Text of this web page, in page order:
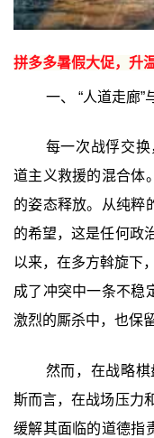
拼多多暑假大促，升
一、 ‍“人道走廊
每一次战俘交
道主义救援的混合体
的姿态释放。从纯粹
的希望，这是任何政
以来，在多方斡旋下
成了冲突中一条不稳
激烈的厮杀中，也保
然而，在战略
斯而言，在战场压力
缓解其面临的道德指